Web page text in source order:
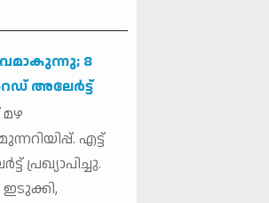
8
അലേർട്ട്
എട്ട്
പ്രഖ്യാപിച്ചു.
ഇടുക്കി,